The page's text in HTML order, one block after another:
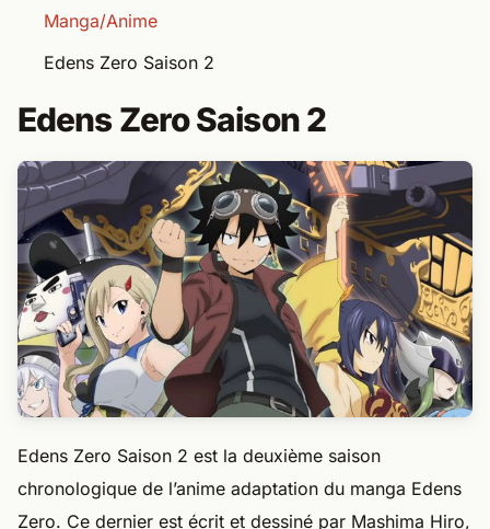
Manga/Anime
Edens Zero Saison 2
Edens Zero Saison 2
Edens Zero Saison 2 est la deuxième saison
chronologique de l’anime adaptation du manga Edens
Zero. Ce dernier est écrit et dessiné par Mashima Hiro,